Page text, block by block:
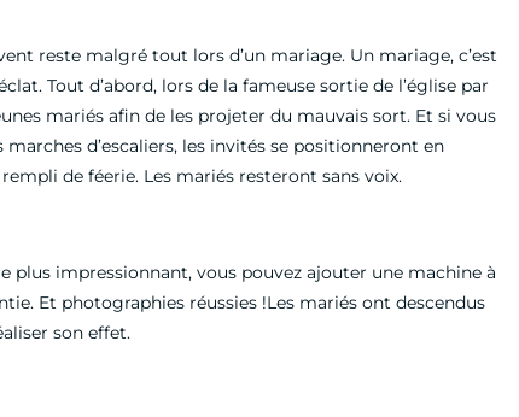
reste malgré tout lors d’un mariage. Un mariage, c’est
Tout d’abord, lors de la fameuse sortie de l’église par
mariés afin de les projeter du mauvais sort. Et si vous
d’escaliers, les invités se positionneront en
de féerie. Les mariés resteront sans voix.
impressionnant, vous pouvez ajouter une machine à
Et photographies réussies !Les mariés ont descendus
son effet.